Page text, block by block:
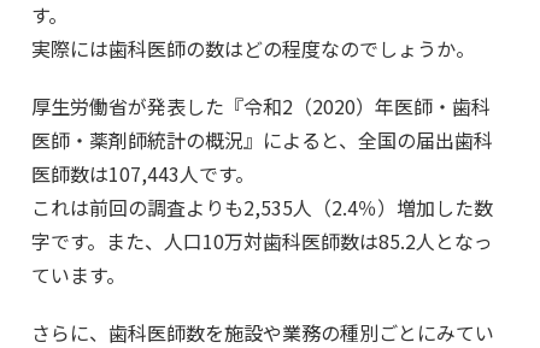
す。
実際には歯科医師の数はどの程度なのでしょうか。
厚生労働省が発表した『令和2（2020）年医師・歯科
医師・薬剤師統計の概況』によると、全国の届出歯科
医師数は107,443人です。
これは前回の調査よりも2,535人（2.4％）増加した数
字です。また、人口10万対歯科医師数は85.2人となっ
ています。
さらに、歯科医師数を施設や業務の種別ごとにみてい